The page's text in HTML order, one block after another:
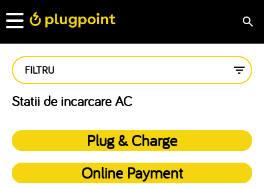
FILTRU
Statii de incarcare AC
Plug & Charge
Online Payment